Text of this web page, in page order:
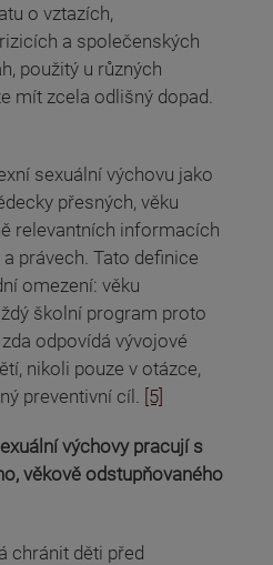
o vztazích,
a společenských
použitý u různých
mít zcela odlišný dopad.
sexuální výchovu jako
přesných, věku
relevantních informacích
právech. Tato definice
omezení: věku
školní program proto
odpovídá vývojové
nikoli pouze v otázce,
preventivní cíl. [5]
výchovy pracují s
věkově odstupňovaného
chránit děti před